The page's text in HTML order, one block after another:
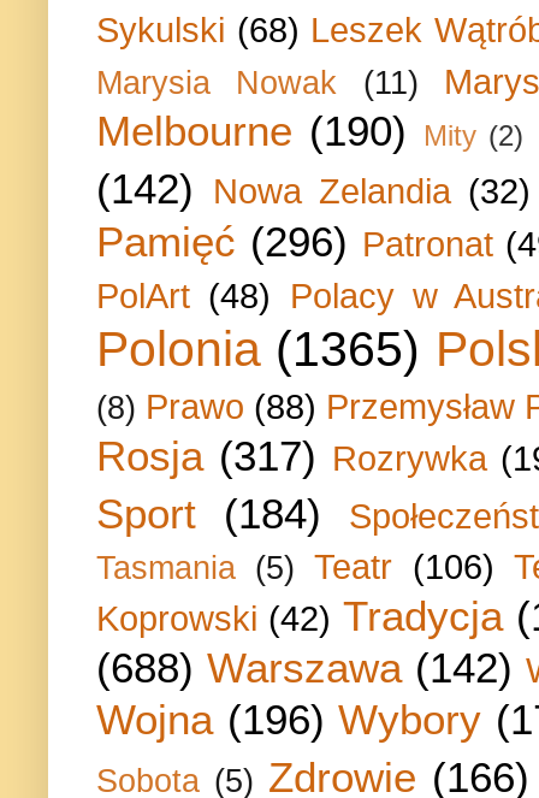
Sykulski (68) Leszek
Marysia Nowak (11)
Melbourne (190) Mity (2)
(142) Nowa Zelandia (32)
Pamięć (296) Patronat
PolArt (48) Polacy w
Polonia (1365)
(8) Prawo (88) Przemysław
Rosja (317) Rozrywka
Sport (184)
Tasmania (5) Teatr (106)
Koprowski (42) Tradycja
(688) Warszawa (142)
Wojna (196) Wybory
Sobota (5) Zdrowie (166)